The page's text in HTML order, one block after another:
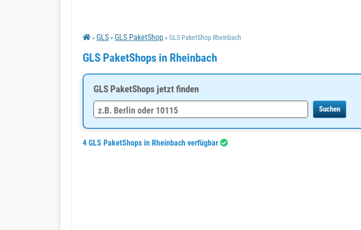
» GLS » GLS PaketShop » GLS PaketShop Rheinbach
GLS PaketShops in Rheinbach
GLS PaketShops jetzt finden
4 GLS PaketShops in Rheinbach verfügbar